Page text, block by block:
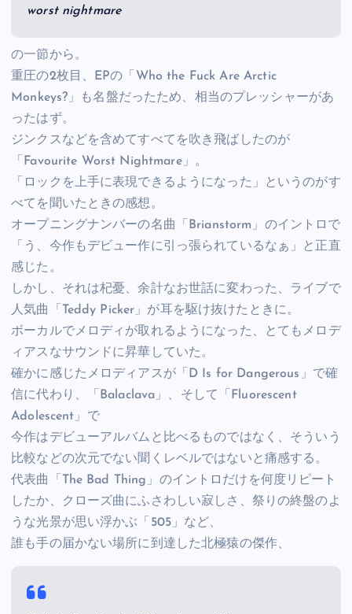
worst nightmare
の一節から。
重圧の2枚目、EPの「Who the Fuck Are Arctic
Monkeys?」も名盤だったため、相当のプレッシャーがあ
ったはず。
ジンクスなどを含めてすべてを吹き飛ばしたのが
「Favourite Worst Nightmare」。
「ロックを上手に表現できるようになった」というのがす
べてを聞いたときの感想。
オープニングナンバーの名曲「Brianstorm」のイントロで
「う、今作もデビュー作に引っ張られているなぁ」と正直
感じた。
しかし、それは杞憂、余計なお世話に変わった、ライブで
人気曲「Teddy Picker」が耳を駆け抜けたときに。
ボーカルでメロディが取れるようになった、とてもメロデ
ィアスなサウンドに昇華していた。
確かに感じたメロディアスが「D Is for Dangerous」で確
信に代わり、「Balaclava」、そして「Fluorescent
Adolescent」で
今作はデビューアルバムと比べるものではなく、そういう
比較などの次元でない聞くレベルではないと痛感する。
代表曲「The Bad Thing」のイントロだけを何度リピート
したか、クローズ曲にふさわしい寂しさ、祭りの終盤のよ
うな光景が思い浮かぶ「505」など、
誰も手の届かない場所に到達した北極猿の傑作、